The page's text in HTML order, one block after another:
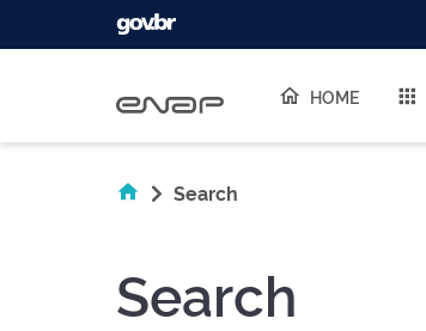
HOME
Search
Search